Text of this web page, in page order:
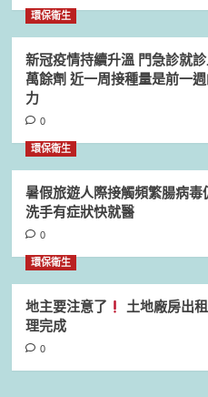
環保衛生
新冠疫情持續升溫 門急診就
萬餘劑 近一周接種量是前一
力
0
環保衛生
暑假旅遊人際接觸頻繁腸病
洗手有症狀快就醫
0
環保衛生
地主要注意了
土地廠房出
理完成
0